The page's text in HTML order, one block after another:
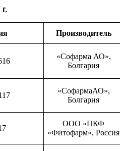
Производитель
«Софарма АО»,
Болгария
«СофармаАО»,
Болгария
ООО «ПКФ
«Фитофарм», Россия